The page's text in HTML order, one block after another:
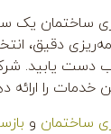
ساختمان یک
دقیق،
دست یابید.
خدمات را ارائه
ساختمان و